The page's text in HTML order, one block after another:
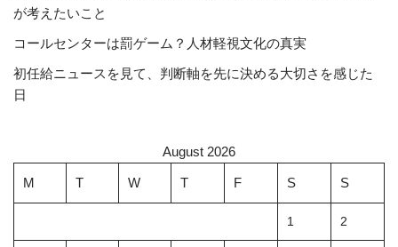
が考えたいこと
コールセンターは罰ゲーム？人材軽視文化の真実
初任給ニュースを見て、判断軸を先に決める大切さを感じた
日
August 2026
M T W T F S S
1 2